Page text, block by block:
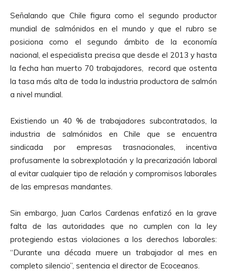
c
t
o
r
d
e
A
d
i
o
Señalando que Chile figura como el segundo productor
mundial de salmónidos en el mundo y que el rubro se
posiciona como el segundo ámbito de la economía
nacional, el especialista precisa que desde el 2013 y hasta
la fecha han muerto 70 trabajadores, record que ostenta
la tasa más alta de toda la industria productora de salmón
a nivel mundial.
Existiendo un 40 % de trabajadores subcontratados, la
industria de salmónidos en Chile que se encuentra
sindicada por empresas trasnacionales, incentiva
profusamente la sobrexplotación y la precarización laboral
al evitar cualquier tipo de relación y compromisos laborales
de las empresas mandantes.
Sin embargo, Juan Carlos Cardenas enfatizó en la grave
falta de las autoridades que no cumplen con la ley
protegiendo estas violaciones a los derechos laborales:
“Durante una década muere un trabajador al mes en
completo silencio”, sentencia el director de Ecoceanos.